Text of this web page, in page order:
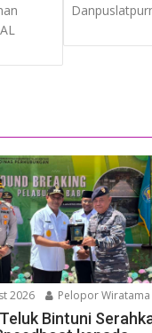
2026 Pelopor Wiratama
Bintuni